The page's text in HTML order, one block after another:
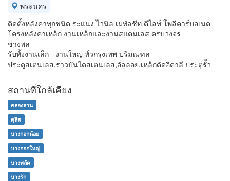
พระนคร
ติดตั้งหลังคาทุกชนิด ระแนง ไวนิล เมทัลชีท ดีไลท์ โพลีคาร์บอเนต
โครงหลังคาเหล็ก งานเหล็กและงานสแตนเลส ครบวงจร
ช่างพล
รับทั้งงานเล็ก - งานใหญ่ ทั่วกรุงเทพ ปริมณฑล
ประตูสเตนเลส,ราวบันไดสเตนเลส,อัลลอย,เหล็กดัดอิตาลี ประตูรั้ว
สถานที่ใกล้เคียง
คลองสาน
ดุสิต
บางกอกน้อย
บางกอกใหญ่
บางพลัด
บางรัก